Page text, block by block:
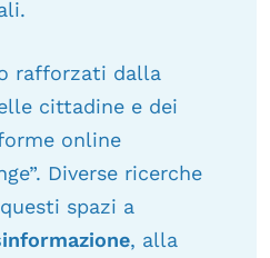
rafforzati dalla
cittadine e dei
online
Diverse ricerche
spazi a
, alla